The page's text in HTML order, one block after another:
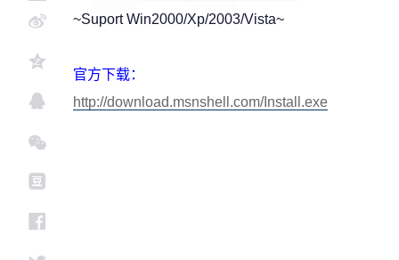
~Suport Win2000/Xp/2003/Vista~
官方下载：
http://download.msnshell.com/Install.exe